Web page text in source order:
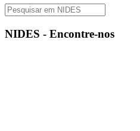
NIDES - Encontre-nos